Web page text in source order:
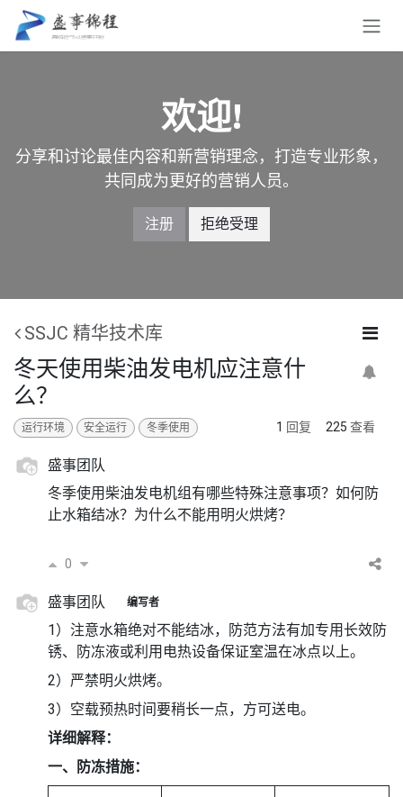
跳至内容
欢迎!
分享和讨论最佳内容和新营销理念，打造专业形象，
共同成为更好的营销人员。
注册 拒绝受理
SSJC 精华技术库
冬天使用柴油发电机应注意什
么？
运行环境 安全运行 冬季使用 1 回复 225 查看
盛事团队
冬季使用柴油发电机组有哪些特殊注意事项？如何防
止水箱结冰？为什么不能用明火烘烤？
0
盛事团队 编写者
1）注意水箱绝对不能结冰，防范方法有加专用长效防
锈、防冻液或利用电热设备保证室温在冰点以上。
2）严禁明火烘烤。
3）空载预热时间要稍长一点，方可送电。
详细解释：
一、防冻措施：